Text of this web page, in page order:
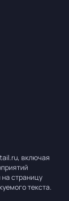
включая
на страницу
текста.